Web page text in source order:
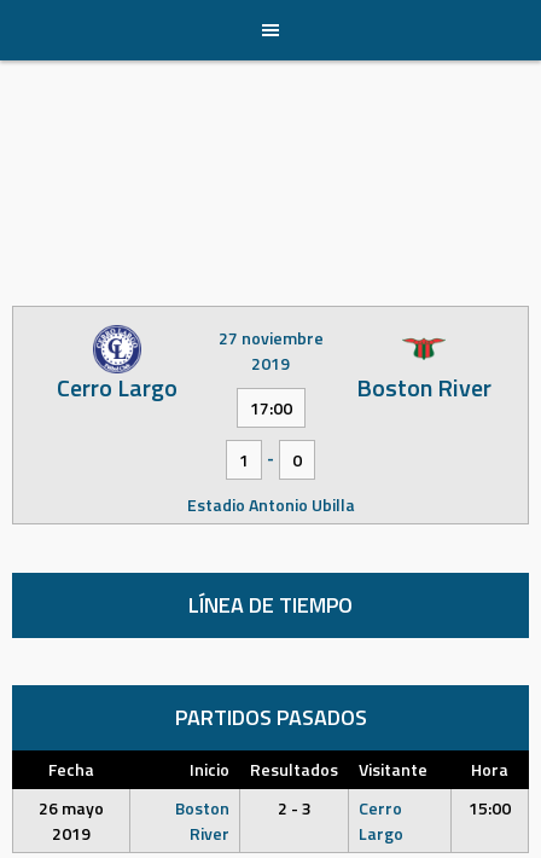
content
Cerro Largo Boston River
27 noviembre
2019
17:00
1 -
0
Estadio Antonio Ubilla
LÍNEA DE TIEMPO
PARTIDOS PASADOS
Fecha Inicio Resultados Visitante
Hora
26 mayo
2019
Boston
River
2 - 3
Cerro
Largo
15:00